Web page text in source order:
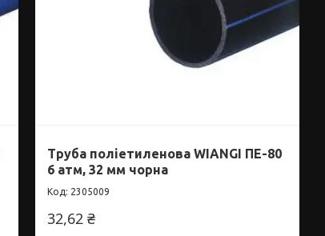
Труба поліетиленова WIANGI ПЕ-80
6 атм, 32 мм чорна
2305009
32,62 ₴